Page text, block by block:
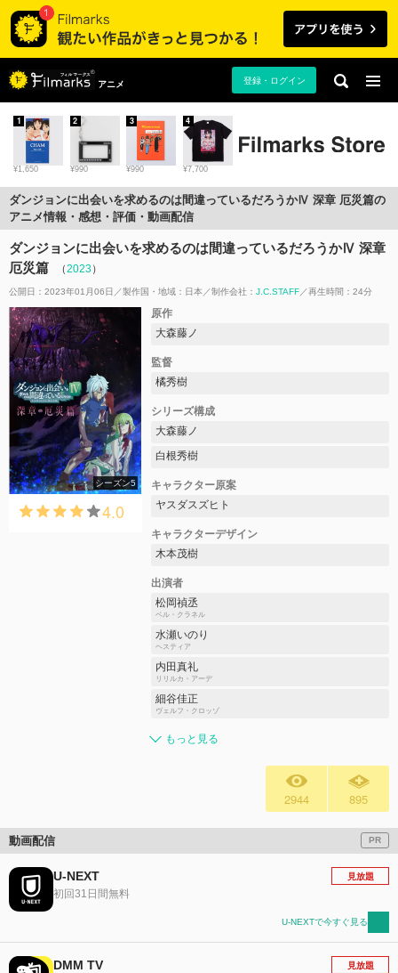
アニメ 登録・ログイン
¥1,650
1
¥990
2
¥990
3
¥7,700
4
ダンジョンに出会いを求めるのは間違っているだろうかⅣ 深章 厄災篇の
アニメ情報・感想・評価・動画配信
ダンジョンに出会いを求めるのは間違っているだろうかⅣ 深章
厄災篇
（2023）
公開日：2023年01月06日 製作国・地域： 日本 制作会社： J.C.STAFF 再生時間：24分
シーズン5
4.0
原作
大森藤ノ
監督
橘秀樹
シリーズ構成
大森藤ノ
白根秀樹
キャラクター原案
ヤスダスズヒト
キャラクターデザイン
木本茂樹
出演者
松岡禎丞
ベル・クラネル
水瀬いのり
ヘスティア
内田真礼
リリルカ・アーデ
細谷佳正
ヴェルフ・クロッゾ
もっと見る
2944 895
動画配信 PR
U-NEXT
初回31日間無料
見放題
U-NEXTで今すぐ見る
DMM TV 見放題